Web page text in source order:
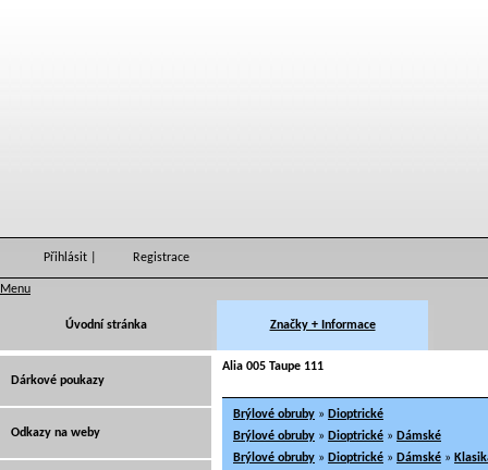
Přihlásit Registrace
Menu
Úvodní stránka Značky + Informace
Alia 005 Taupe 111
Brýlové obruby » Dioptrické
Brýlové obruby » Dioptrické » Dámské
Brýlové obruby » Dioptrické » Dámské »
Dárkové poukazy
Odkazy na weby